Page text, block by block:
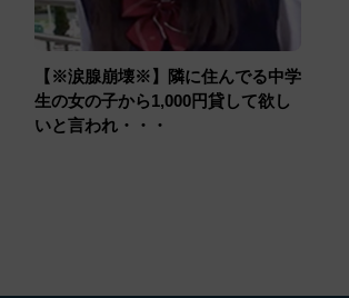
【※涙腺崩壊※】隣に住んでる中学
生の女の子から1,000円貸して欲し
いと言われ・・・